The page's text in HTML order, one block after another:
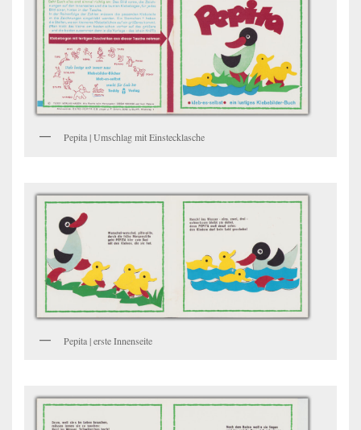
Pepita | Umschlag mit Einstecklasche
Pepita | erste Innenseite